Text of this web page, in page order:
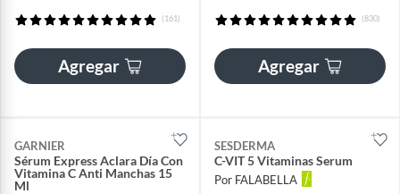
(161)
Agregar
(830)
Agregar
GARNIER
Sérum Express Aclara Día Con
Vitamina C Anti Manchas 15
Ml
SESDERMA
C-VIT 5 Vitaminas Serum
Por FALABELLA